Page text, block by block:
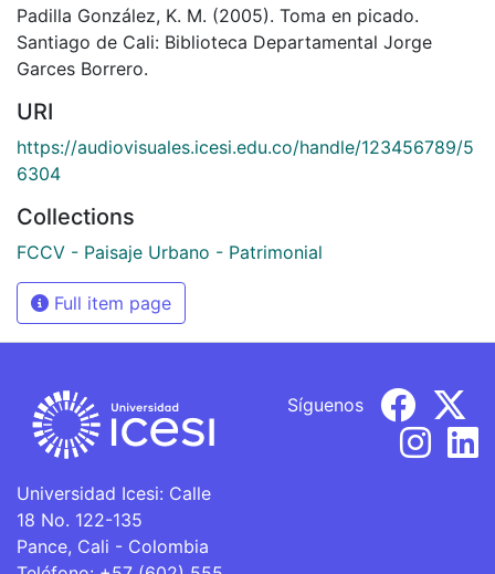
Padilla González, K. M. (2005). Toma en picado.
Santiago de Cali: Biblioteca Departamental Jorge
Garces Borrero.
URI
https://audiovisuales.icesi.edu.co/handle/123456789/5
6304
Collections
FCCV - Paisaje Urbano - Patrimonial
Full item page
Universidad Icesi: Calle
18 No. 122-135
Pance, Cali - Colombia
Síguenos